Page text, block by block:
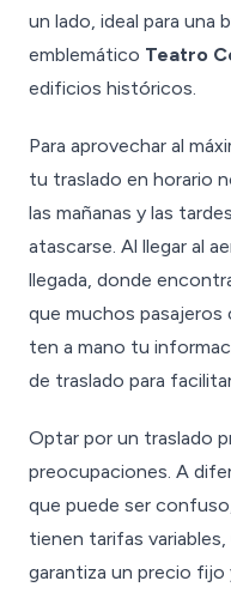
un lado, ideal para una
emblemático Teatro
edificios históricos.
Para aprovechar al
tu traslado en horario
las mañanas y las
atascarse. Al llegar al
llegada, donde
que muchos pasajeros
ten a mano tu
de traslado para
Optar por un traslado
preocupaciones. A
que puede ser
tienen tarifas
garantiza un precio